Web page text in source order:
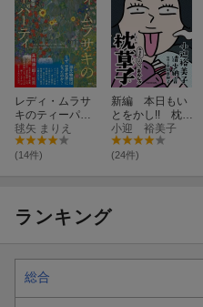
レディ・ムラサ
キのティーパー
ティ らせん訳
「源氏物語」
毬矢 まりえ
(14件)
新編 本日もい
とをかし!! 枕草
子
小迎 裕美子
(24件)
ランキング
総合